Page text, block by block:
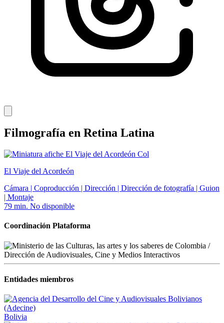
Filmografía en Retina Latina
Col
El Viaje del Acordeón
Cámara | Coproducción | Dirección | Dirección de fotografía | Guion
| Montaje
79 min. No disponible
Coordinación Plataforma
Entidades miembros
Bolivia